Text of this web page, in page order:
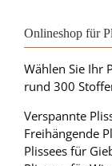
Onlineshop für
Wählen Sie Ihr
rund 300
Verspannte
Freihängende
Plissees für